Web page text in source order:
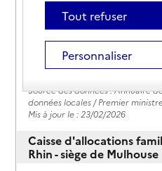
68000-Colmar
3230
Site internet
Source des données : Annuaire
données locales / Premier
Mis à jour le : 23/02/2026
Caisse d'allocations
Rhin - siège de Mulhouse
Tout refuser
Personnaliser